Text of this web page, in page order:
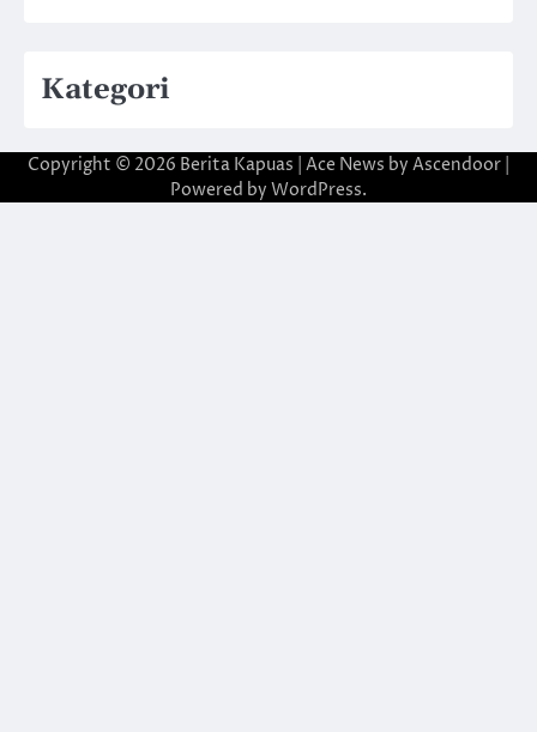
Kategori
Copyright © 2026 Berita Kapuas | Ace News by Ascendoor
Powered by WordPress.